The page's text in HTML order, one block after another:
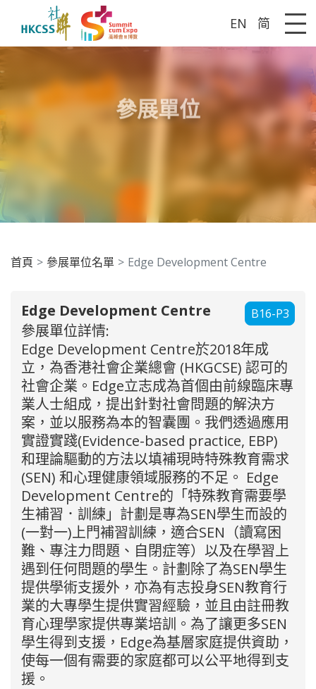
EN 简
參展單位
首頁 參展單位名單 Edge Development Centre
B16-P3
Edge Development Centre
參展單位詳情:
Edge Development Centre於2018年成
立，為香港社會企業總會 (HKGCSE) 認可的
社會企業。Edge立志成為首個由前線臨床專
業人士組成，提出針對社會問題的解決方
案，並以服務為本的智囊團。我們透過應用
實證實踐(Evidence-based practice, EBP)
和理論驅動的方法以填補現時特殊教育需求
(SEN) 和心理健康領域服務的不足。 Edge
Development Centre的「特殊教育需要學
生補習．訓練」計劃是專為SEN學生而設的
(一對一)上門補習訓練，適合SEN（讀寫困
難、專注力問題、自閉症等）以及在學習上
遇到任何問題的學生。計劃除了為SEN學生
提供學術支援外，亦為有志投身SEN教育行
業的大專學生提供實習經驗，並且由註冊教
育心理學家提供專業培訓。為了讓更多SEN
學生得到支援，Edge為基層家庭提供資助，
使每一個有需要的家庭都可以公平地得到支
援。